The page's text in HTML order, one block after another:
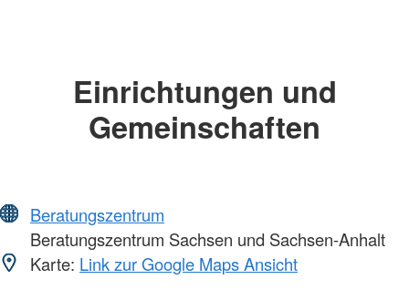
Einrichtungen und
Gemeinschaften
Beratungszentrum
Beratungszentrum Sachsen und Sachsen-Anhalt
Karte: Link zur Google Maps Ansicht